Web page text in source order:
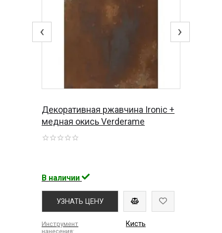
‹ ›
Декоративная ржавчина Ironic +
медная окись Verderame
В наличии
УЗНАТЬ ЦЕНУ
Инструмент
нанесения:
Кисть